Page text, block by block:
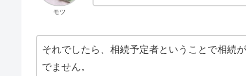
モツ
それでしたら、相続予定者ということで相続
でません。